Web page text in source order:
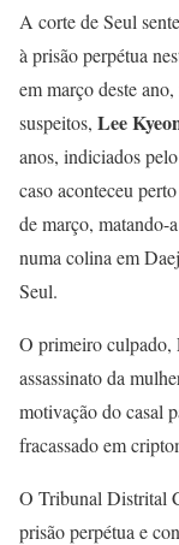
A corte de Seul
à prisão perpétua
em março deste
suspeitos, Lee
anos, indiciados
caso aconteceu
de março, matando-
numa colina em
Seul.
O primeiro culpado,
assassinato da
motivação do casal
fracassado em
O Tribunal Distrital
prisão perpétua e